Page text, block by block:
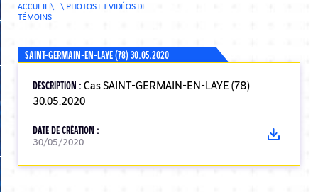
ACCUEIL \ .. \ PHOTOS ET VIDÉOS DE
TÉMOINS
SAINT-GERMAIN-EN-LAYE (78) 30.05.2020
DESCRIPTION : Cas SAINT-GERMAIN-EN-LAYE (78)
30.05.2020
DATE DE CRÉATION :
30/05/2020